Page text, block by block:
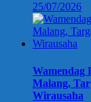
25/07/2026
Wamendag
Malang,
Wirausaha